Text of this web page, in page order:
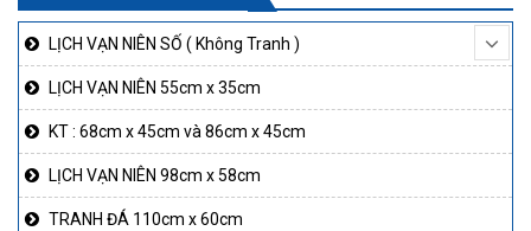
LỊCH VẠN NIÊN SỐ ( Không Tranh )
LỊCH VẠN NIÊN 55cm x 35cm
KT : 68cm x 45cm và 86cm x 45cm
LỊCH VẠN NIÊN 98cm x 58cm
TRANH ĐÁ 110cm x 60cm